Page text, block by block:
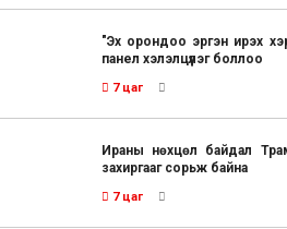
"Эх орондоо эргэн ирэх
панел хэлэлцүүлэг боллоо
7 цаг
Ираны нөхцөл байдал
захиргааг сорьж байна
7 цаг